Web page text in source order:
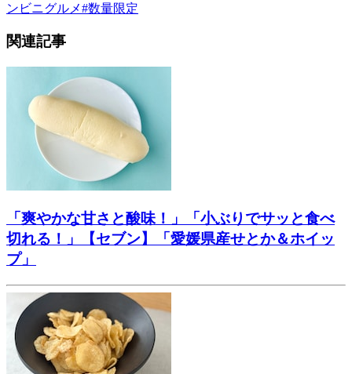
ンビニグルメ#数量限定
関連記事
「爽やかな甘さと酸味！」「小ぶりでサッと食べ
切れる！」【セブン】「愛媛県産せとか＆ホイッ
プ」